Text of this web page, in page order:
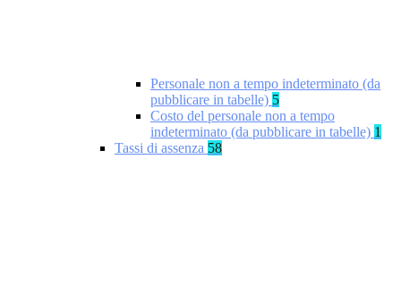
Personale non a tempo indeterminato (da
pubblicare in tabelle) 5
Costo del personale non a tempo
indeterminato (da pubblicare in tabelle) 1
Tassi di assenza 58